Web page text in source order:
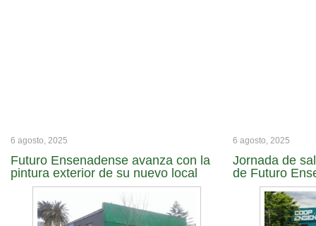
6 agosto, 2025
Futuro Ensenadense avanza con la
pintura exterior de su nuevo local
6 agosto, 2025
Jornada de
de Futuro